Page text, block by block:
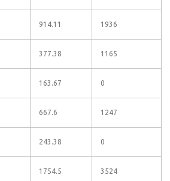
914.11 1936
377.38 1165
163.67 0
667.6 1247
243.38 0
1754.5 3524